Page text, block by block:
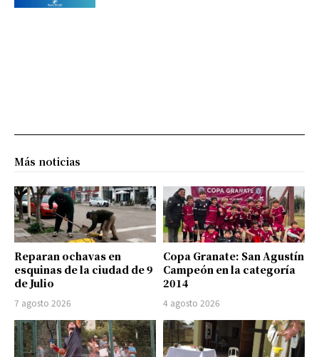
Más noticias
Reparan ochavas en
esquinas de la ciudad de 9
de Julio
7 agosto 2026
Copa Granate: San Agustín
Campeón en la categoría
2014
4 agosto 2026